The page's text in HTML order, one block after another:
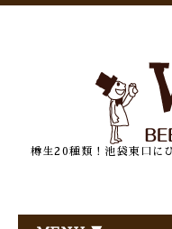
樽生20種類！池袋東口に